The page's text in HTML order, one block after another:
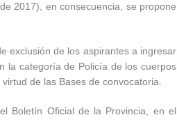
2017), en consecuencia, se propone
exclusión de los aspirantes a ingresar
la categoría de Policía de los cuerpos
de las Bases de convocatoria.
Boletín Oficial de la Provincia, en el